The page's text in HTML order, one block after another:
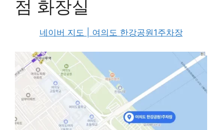
점 화장실
네이버 지도 | 여의도 한강공원1주차장